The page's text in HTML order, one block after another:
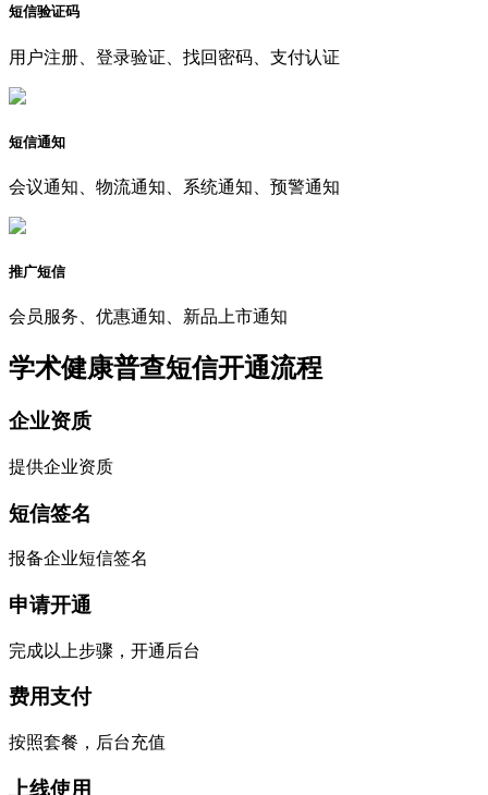
短信验证码
用户注册、登录验证、找回密码、支付认证
短信通知
会议通知、物流通知、系统通知、预警通知
推广短信
会员服务、优惠通知、新品上市通知
学术健康普查短信开通流程
企业资质
提供企业资质
短信签名
报备企业短信签名
申请开通
完成以上步骤，开通后台
费用支付
按照套餐，后台充值
上线使用